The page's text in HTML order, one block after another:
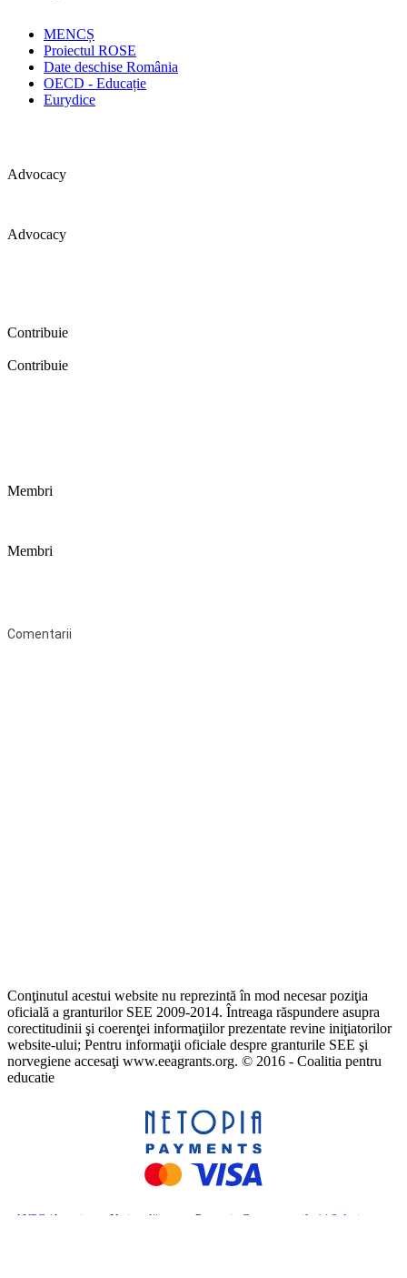
MENCȘ
Proiectul ROSE
Date deschise România
OECD - Educație
Eurydice
Advocacy
Advocacy
Contribuie
Contribuie
Membri
Membri
Comentarii
Conţinutul acestui website nu reprezintă în mod necesar poziţia
oficială a granturilor SEE 2009-2014. Întreaga răspundere asupra
corectitudinii şi coerenţei informaţiilor prezentate revine iniţiatorilor
website-ului; Pentru informaţii oficiale despre granturile SEE şi
norvegiene accesaţi www.eeagrants.org. © 2016 - Coalitia pentru
educatie
ANPC (Autoritatea Națională pentru Protecția Consumatorilor) | Soluționarea